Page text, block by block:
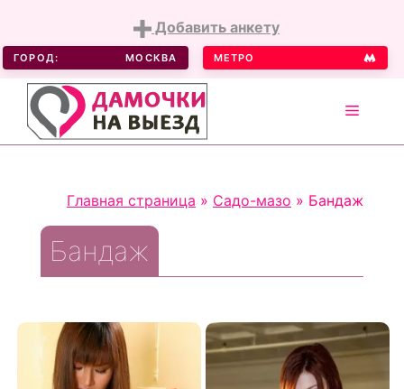
Добавить анкету
ГОРОД: МОСКВА МЕТРО
MENU
Главная страница » Садо-мазо » Бандаж
Бандаж